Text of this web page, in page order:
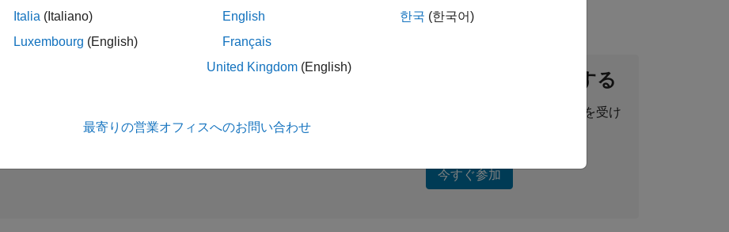
結果1- 1 /1
タレントネットワークに参加する
条件に合った求人情報、ストーリー、最新情報を受け
今すぐ参加
Italia (Italiano)
Luxembourg (English)
English
Français
United Kingdom (English)
한국 (한국어)
最寄りの営業オフィスへのお問い合わせ